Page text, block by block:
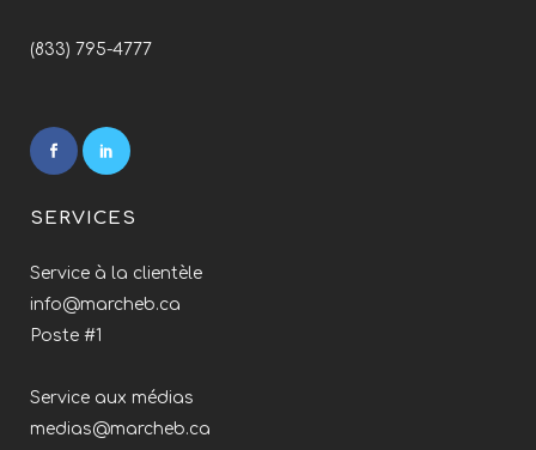
(833) 795-4777
SERVICES
Service à la clientèle
info@marcheb.ca
Poste #1
Service aux médias
medias@marcheb.ca